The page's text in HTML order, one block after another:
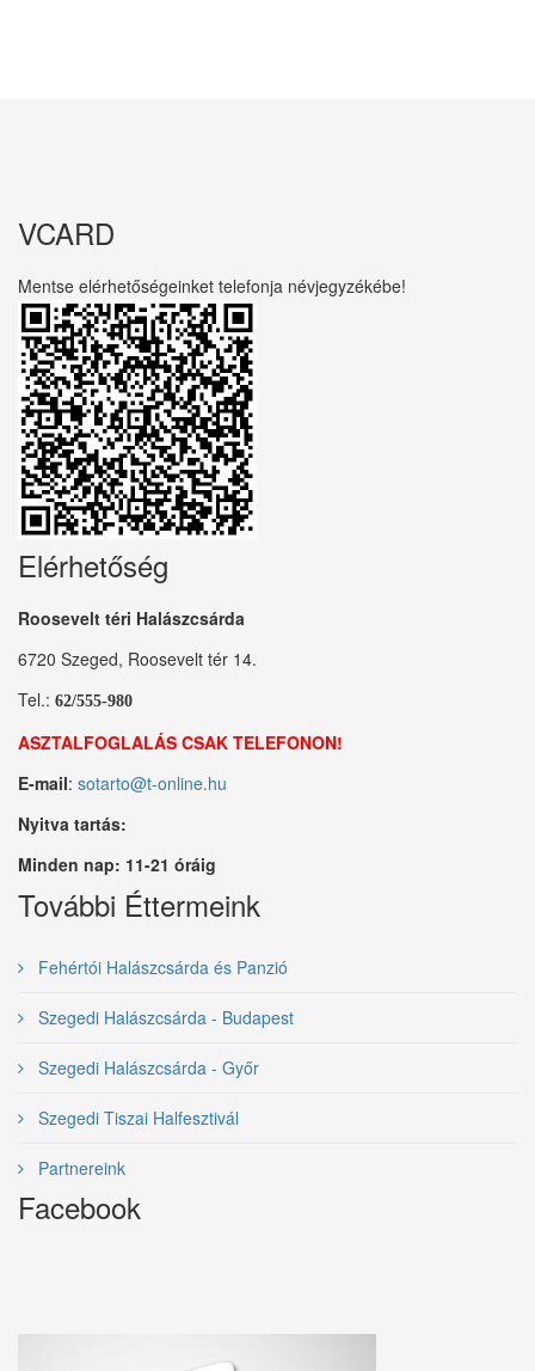
VCARD
Mentse elérhetőségeinket telefonja névjegyzékébe!
Elérhetőség
Roosevelt téri Halászcsárda
6720 Szeged, Roosevelt tér 14.
Tel.: 62/555-980
ASZTALFOGLALÁS CSAK TELEFONON!
E-mail: sotarto@t-online.hu
Nyitva tartás:
Minden nap: 11-21 óráig
További Éttermeink
Fehértói Halászcsárda és Panzió
Szegedi Halászcsárda - Budapest
Szegedi Halászcsárda - Győr
Szegedi Tiszai Halfesztivál
Partnereink
Facebook